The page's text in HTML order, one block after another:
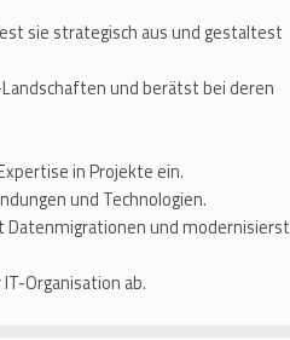
sie strategisch aus und gestaltest
und berätst bei deren
in Projekte ein.
und Technologien.
und modernisierst
Organisation ab.